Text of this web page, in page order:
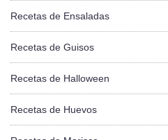
Recetas de Ensaladas
Recetas de Guisos
Recetas de Halloween
Recetas de Huevos